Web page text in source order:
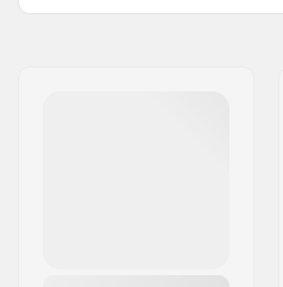
supplémentaires :